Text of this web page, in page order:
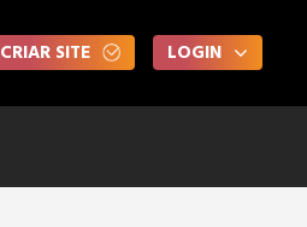
CRIAR SITE LOGIN